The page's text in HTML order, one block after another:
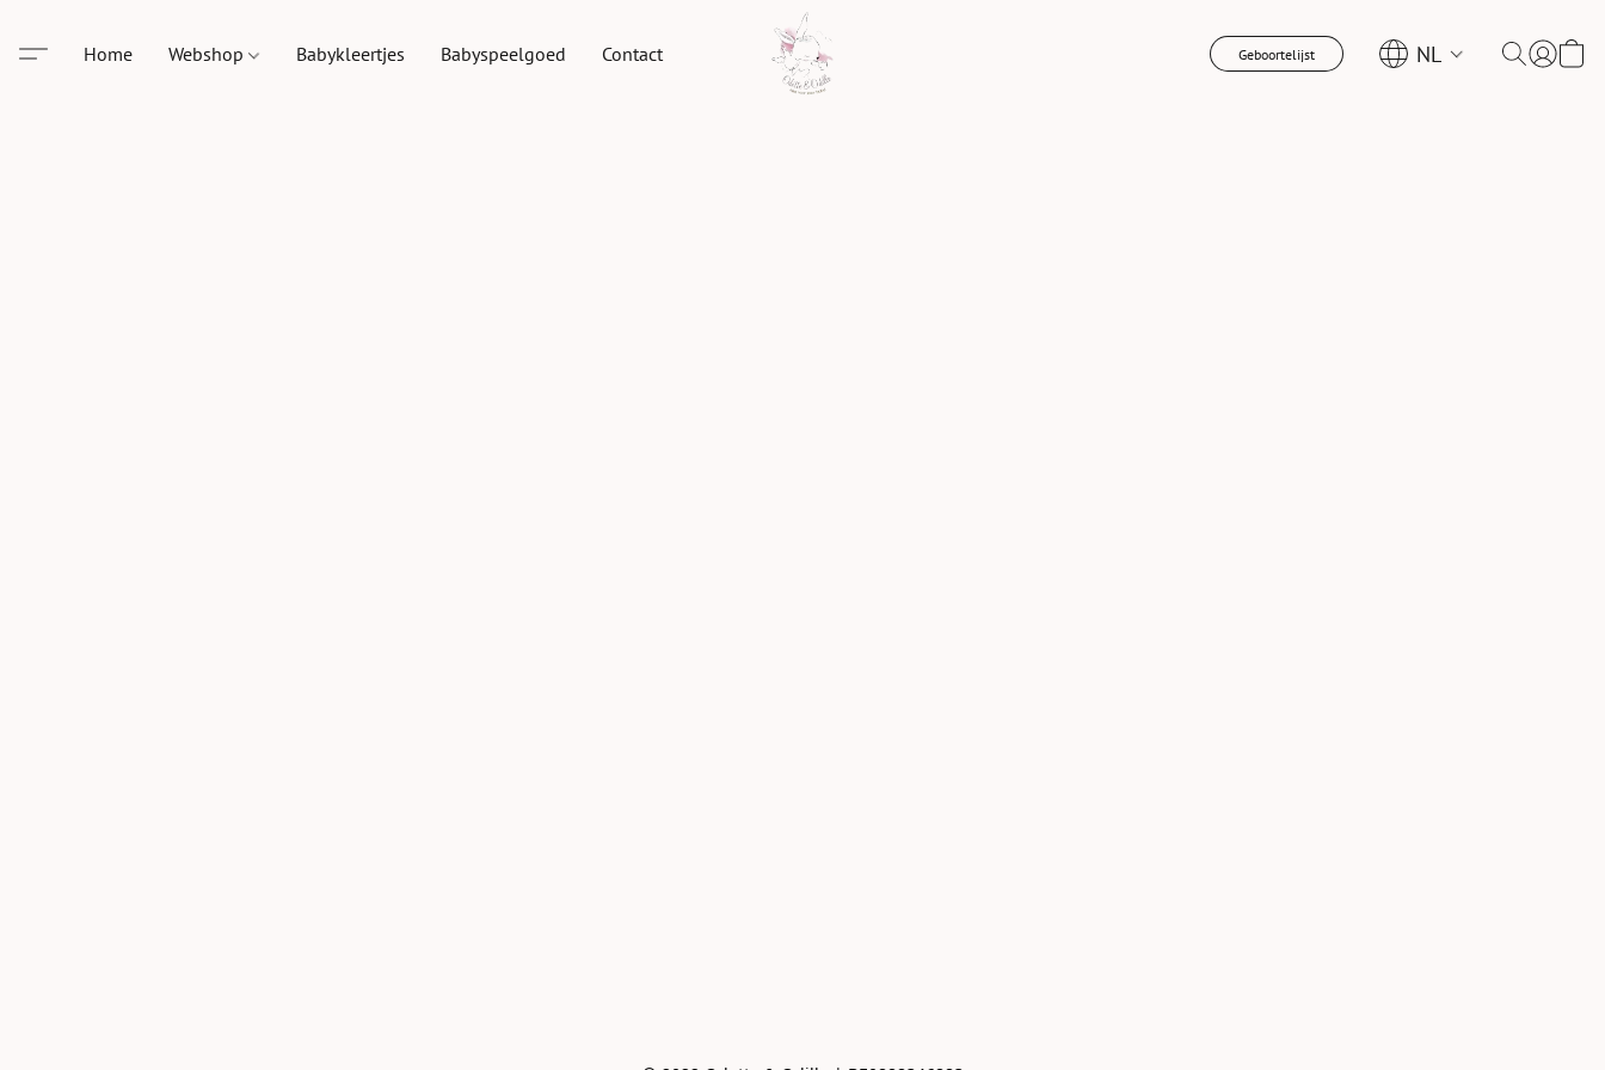
Home Webshop Babykleertjes Babyspeelgoed Contact Geboortelijst NL